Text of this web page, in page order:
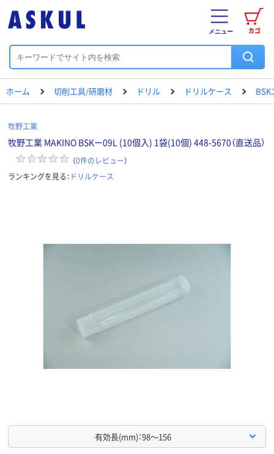
カゴ
メニュー
ホーム 切削工具/研磨材 ドリル ドリルケース BSK
牧野工業
牧野工業 MAKINO BSKー09L (10個入) 1袋(10個) 448-5670（直送品）
（0件のレビュー）
ランキングを見る： ドリルケース
有効長(mm)：98～156